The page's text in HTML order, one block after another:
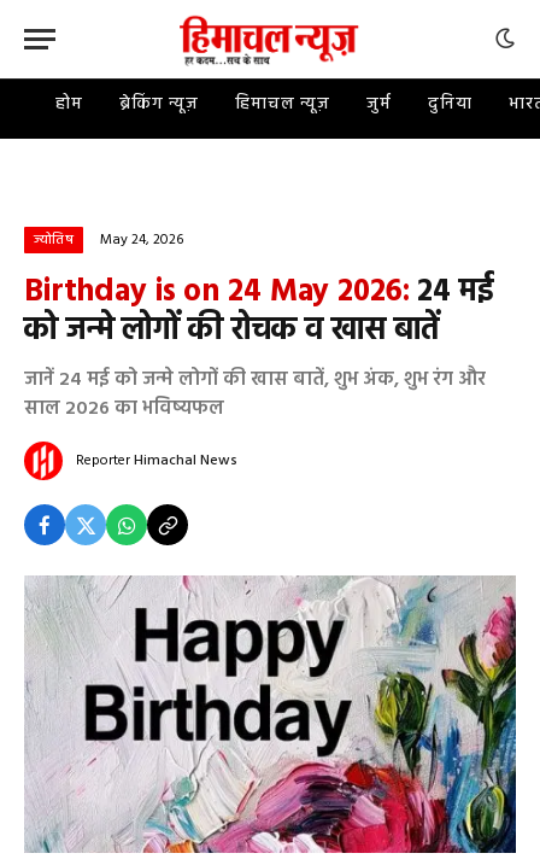
होम ब्रेकिंग न्यूज़ हिमाचल न्यूज़ जुर्म दुनिया
ज्योतिष May 24, 2026
Birthday is on 24 May 2026:24 मई
को जन्मे लोगों की रोचक व खास बातें
जानें 24 मई को जन्मे लोगों की खास बातें, शुभ अंक, शुभ रंग और
साल 2026 का भविष्यफल
ReporterHimachal News